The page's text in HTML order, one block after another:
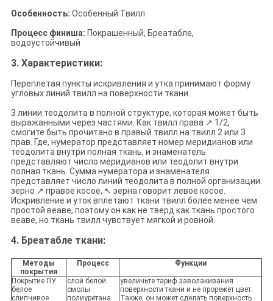
Особенность: Особенный Твилл
Процесс финиша: Покрашенный, Бреатабле,
водоустойчивый
3. Характеристики:
Переплетая пункты искривления и утка принимают форму
угловых линий твилл на поверхности ткани.
3 линии теодолита в полной структуре, которая может быть
выражанными через частями. Как твилл права ↗ 1/2,
смогите быть прочитано в правый твилл на твилл 2 или 3
прав. Где, нумератор представляет номер меридианов или
теодолита внутри полная ткань, и знаменатель
представляют число меридианов или теодолит внутри
полная ткань. Сумма нумератора и знаменателя
представляет число линий теодолита в полной организации.
зерно ↗ правое косое, ↖ зерна говорит левое косое.
Искривление и уток вплетают ткани твилл более менее чем
простой веаве, поэтому он как не тверд как ткань простого
веаве, но ткань твилл чувствует мягкой и ровной.
4. Бреатабле ткани:
Методы
покрытия
Процесс Функции
Покрытие ПУ
белое
слипчивое
слой белой
смолы
полиуретана
увеличьте тариф заволакивания
поверхности ткани и не прорежет цвет.
Также, он может сделать поверхность